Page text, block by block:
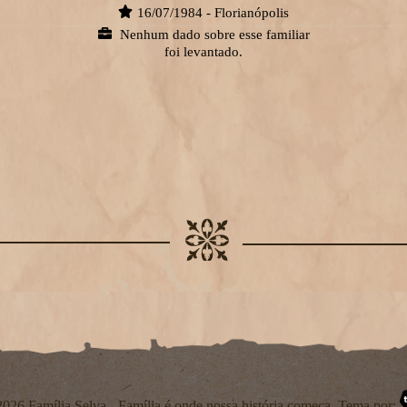
16/07/1984 - Florianópolis
Nenhum dado sobre esse familiar
foi levantado.